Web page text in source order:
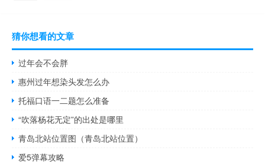
猜你想看的文章
过年会不会胖
惠州过年想染头发怎么办
托福口语一二题怎么准备
“吹落杨花无定”的出处是哪里
青岛北站位置图（青岛北站位置）
爱5弹幕攻略